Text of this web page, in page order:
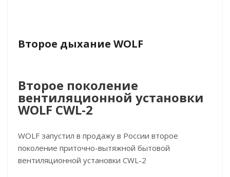
Второе дыхание WOLF
Второе поколение
вентиляционной установки
WOLF CWL-2
WOLF запустил в продажу в России второе
поколение приточно-вытяжной бытовой
вентиляционной установки CWL-2